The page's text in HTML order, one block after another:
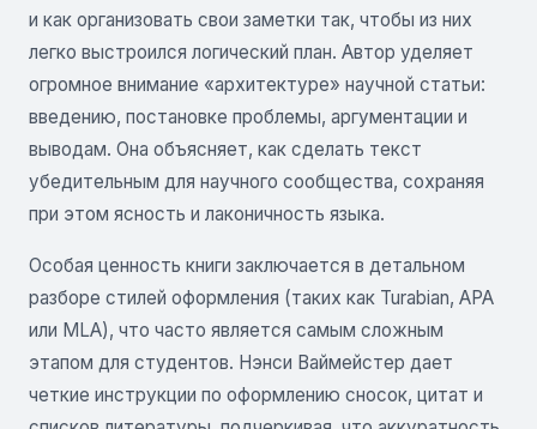
и как организовать свои заметки так, чтобы из них
легко выстроился логический план. Автор уделяет
огромное внимание «архитектуре» научной статьи:
введению, постановке проблемы, аргументации и
выводам. Она объясняет, как сделать текст
убедительным для научного сообщества, сохраняя
при этом ясность и лаконичность языка.
Особая ценность книги заключается в детальном
разборе стилей оформления (таких как Turabian, APA
или MLA), что часто является самым сложным
этапом для студентов. Нэнси Ваймейстер дает
четкие инструкции по оформлению сносок, цитат и